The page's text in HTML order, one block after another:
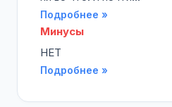
Подробнее »
Минусы
НЕТ
Подробнее »